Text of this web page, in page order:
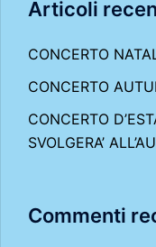
Articoli
CONCERTO
CONCERTO
CONCERTO
SVOLGERA’
Commenti